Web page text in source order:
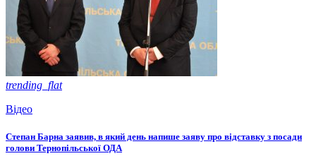
trending_flat
Відео
Степан Барна заявив, в який день напише заяву про відставку з посади
голови Тернопільської ОДА